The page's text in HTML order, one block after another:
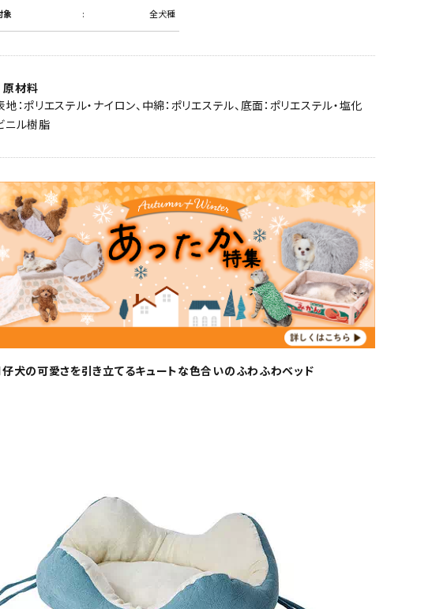
象 全犬種
原材料
地：ポリエステル・ナイロン、中綿：ポリエステル、底面：ポリエステル・塩化
ニル樹脂
犬の可愛さを引き立てるキュートな色合いのふわふわベッド